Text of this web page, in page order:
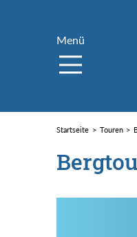
Menü
Startseite Touren